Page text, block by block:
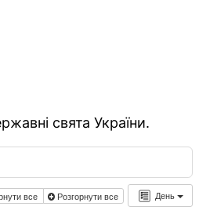
свята України.
День
все Розгорнути все